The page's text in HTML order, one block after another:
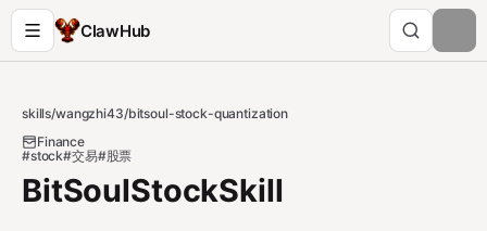
ClawHub
skills/wangzhi43/bitsoul-stock-quantization
Finance
#stock#交易#股票
BitSoulStockSkill